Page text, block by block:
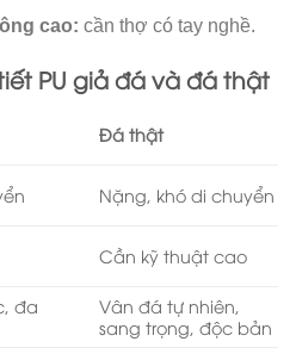
cao: cần thợ có tay nghề.
PU giả đá và đá thật
Đá thật
Nặng, khó di chuyển
Cần kỹ thuật cao
đa
Vân đá tự nhiên,
sang trọng, độc bản